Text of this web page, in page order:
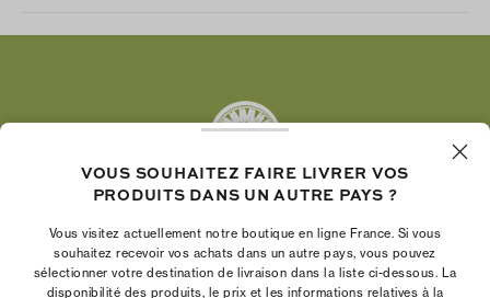
Pinterest
La Fondation Tory Burch renforce le pouvoir
économique des femmes en aidant les
VOUS SOUHAITEZ FAIRE LIVRER VOS
PRODUITS DANS UN AUTRE PAYS ?
Vous visitez actuellement notre boutique en ligne France. Si vous
souhaitez recevoir vos achats dans un autre pays, vous pouvez
sélectionner votre destination de livraison dans la liste ci-dessous. La
disponibilité des produits, le prix et les informations relatives à la